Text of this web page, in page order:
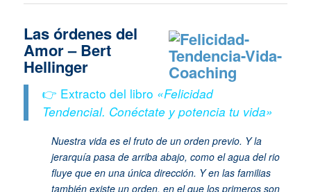
Las órdenes del
Amor – Bert
Hellinger
👉 Extracto del libro «Felicidad
Tendencial. Conéctate y potencia tu vida»
Nuestra vida es el fruto de un orden previo. Y la
jerarquía pasa de arriba abajo, como el agua del rio
fluye que en una única dirección. Y en las familias
también existe un orden, en el que los primeros son